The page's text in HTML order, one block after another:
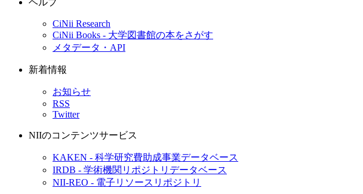
CiNii Research
CiNii Books - 大学図書館の本をさがす
メタデータ・API
新着情報
お知らせ
RSS
Twitter
NIIのコンテンツサービス
KAKEN - 科学研究費助成事業データベース
IRDB - 学術機関リポジトリデータベース
NII-REO - 電子リソースリポジトリ